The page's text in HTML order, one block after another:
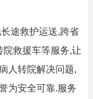
途救护运送,跨省
救援车等服务,让
人转院解决问题,
为安全可靠.服务